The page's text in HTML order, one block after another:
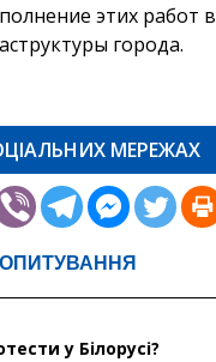
этих работ в
города.
МЕРЕЖАХ
ОПИТУВАННЯ
у Білорусі?